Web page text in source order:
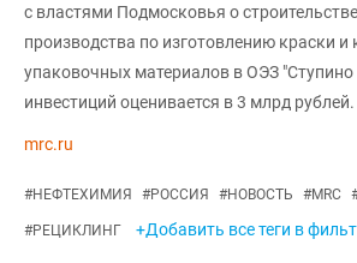
с властями Подмосковья о
производства по изготовлению краски
упаковочных материалов в ОЭЗ
инвестиций оценивается в 3 млрд рублей.
mrc.ru
#НЕФТЕХИМИЯ #РОССИЯ #НОВОСТЬ #MRC
#РЕЦИКЛИНГ +Добавить все теги в